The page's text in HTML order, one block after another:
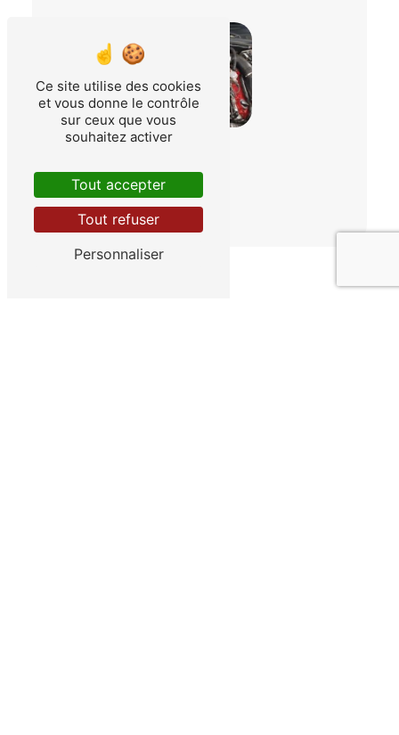
Ce site utilise des cookies
et vous donne le contrôle
sur ceux que vous
souhaitez activer
Tout accepter
Tout refuser
Personnaliser